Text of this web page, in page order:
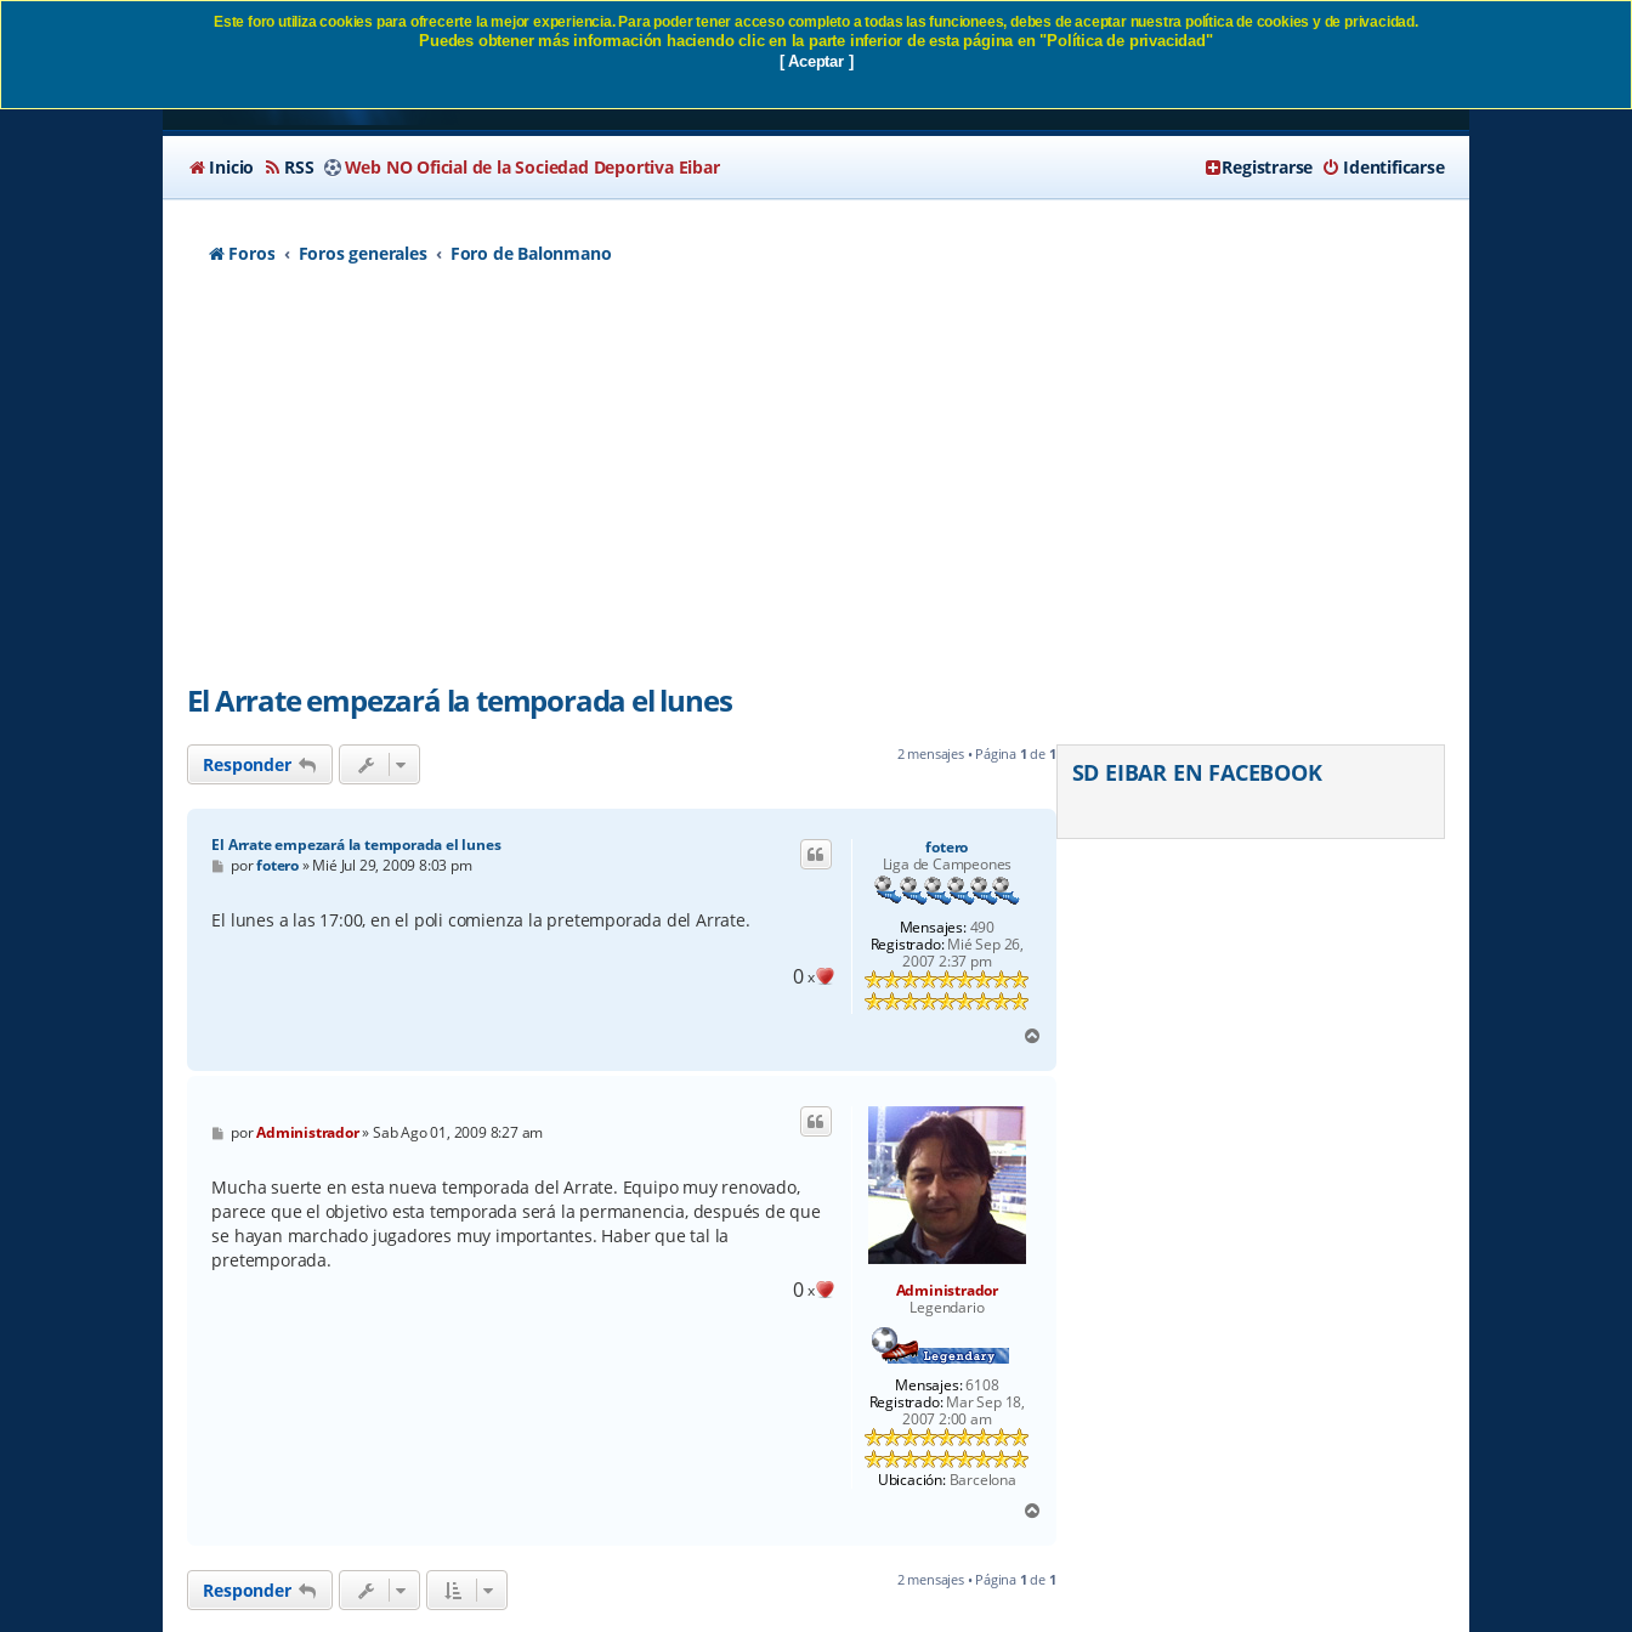
El Arrate empezará la temporada el lunes SD Eibar
Inicio RSS Web NO Oficial de la Sociedad Deportiva Eibar Identificarse
Registrarse
Foros Foros generales Foro de Balonmano
El Arrate empezará la temporada el lunes
Responder 2 mensajes • Página 1 de 1
fotero
Liga de Campeones
Mensajes:490
Registrado:Mié Sep 26,
2007 2:37 pm
El Arrate empezará la temporada el lunes
M
e
s
a
porfotero»Mié Jul 29, 2009 8:03 pm
El lunes a las 17:00, en el poli comienza la pretemporada del Arrate.
0x
r
Administrador
Legendario
Mensajes:6108
Registrado:Mar Sep 18,
2007 2:00 am
Ubicación:Barcelona
M
e
s
a
j
e
porAdministrador»Sab Ago 01, 2009 8:27 am
Mucha suerte en esta nueva temporada del Arrate. Equipo muy renovado,
parece que el objetivo esta temporada será la permanencia, después de que
se hayan marchado jugadores muy importantes. Haber que tal la
pretemporada.
0x
Responder 2 mensajes • Página 1 de 1
SD EIBAR EN FACEBOOK
Este foro utiliza cookies para ofrecerte la mejor experiencia. Para poder tener acceso completo a todas las funcionees, debes de aceptar nuestra política de cookies y de privacidad.
Puedes obtener más información haciendo clic en la parte inferior de esta página en "Política de privacidad"
[ Aceptar ]